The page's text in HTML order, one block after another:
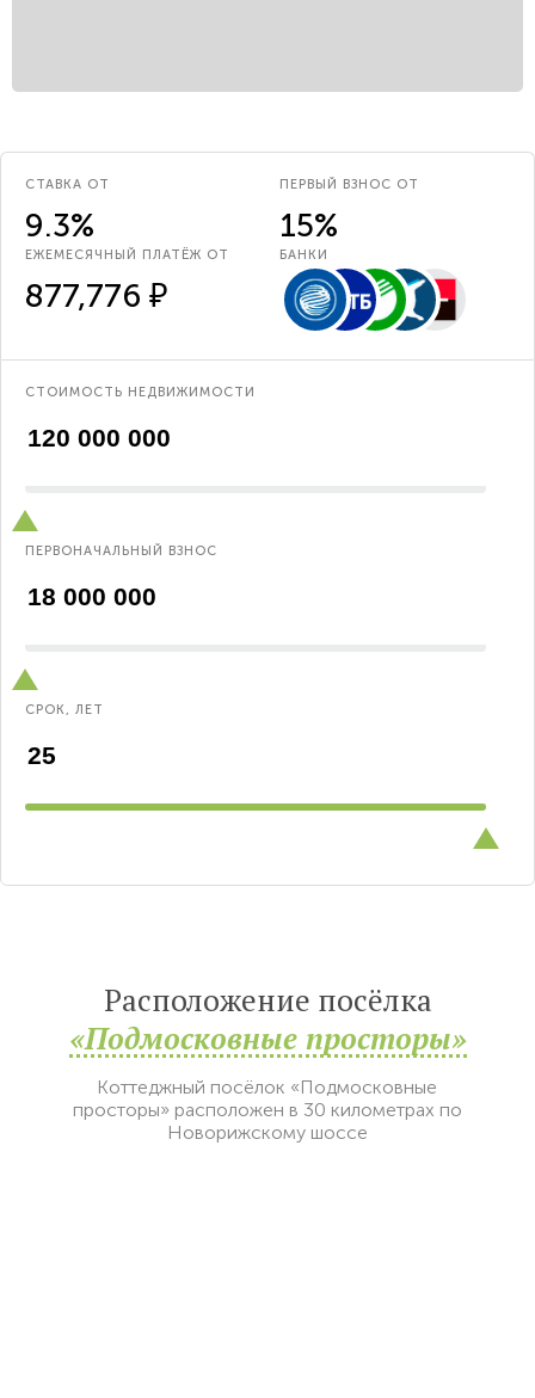
СТАВКА ОТ
9.3%
ПЕРВЫЙ ВЗНОС ОТ
15%
ЕЖЕМЕСЯЧНЫЙ ПЛАТЁЖ ОТ
877,776 ₽
БАНКИ
СТОИМОСТЬ НЕДВИЖИМОСТИ
ПЕРВОНАЧАЛЬНЫЙ ВЗНОС
СРОК, ЛЕТ
Расположение посёлка
«Подмосковные просторы»
Коттеджный посёлок «Подмосковные
просторы» расположен в 30 километрах по
Новорижскому шоссе